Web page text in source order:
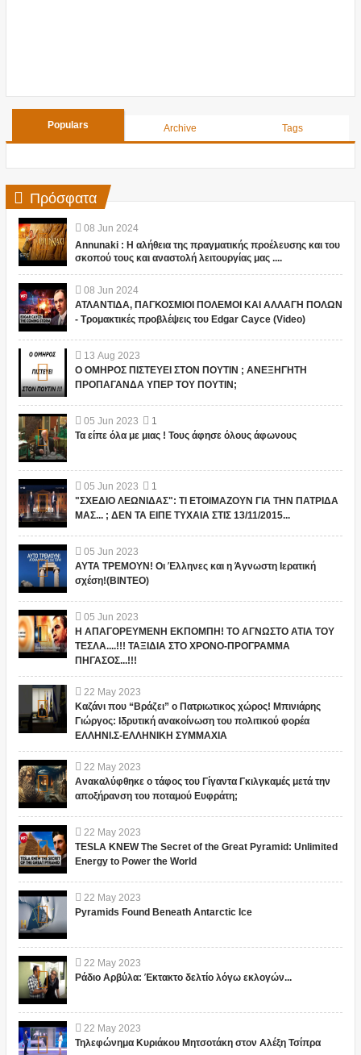
Populars Archive Tags
Πρόσφατα
08 Jun 2024
Annunaki : Η αλήθεια της πραγματικής προέλευσης και του
σκοπού τους και αναστολή λειτουργίας μας ....
08 Jun 2024
ΑΤΛΑΝΤΙΔΑ, ΠΑΓΚΟΣΜΙΟΙ ΠΟΛΕΜΟΙ ΚΑΙ ΑΛΛΑΓΗ ΠΟΛΩΝ
- Τρομακτικές προβλέψεις του Edgar Cayce (Video)
13 Aug 2023
Ο ΟΜΗΡΟΣ ΠΙΣΤΕΥΕΙ ΣΤΟΝ ΠΟΥΤΙΝ ; ΑΝΕΞΗΓΗΤΗ
ΠΡΟΠΑΓΑΝΔΑ ΥΠΕΡ ΤΟΥ ΠΟΥΤΙΝ;
05 Jun 2023
1
Τα είπε όλα με μιας ! Τους άφησε όλους άφωνους
05 Jun 2023
1
"ΣΧΕΔΙΟ ΛΕΩΝΙΔΑΣ": ΤΙ ΕΤΟΙΜΑΖΟΥΝ ΓΙΑ ΤΗΝ ΠΑΤΡΙΔΑ
ΜΑΣ... ; ΔΕΝ ΤΑ ΕΙΠΕ ΤΥΧΑΙΑ ΣΤΙΣ 13/11/2015...
05 Jun 2023
ΑΥΤΑ ΤΡΕΜΟΥΝ! Οι Έλληνες και η Άγνωστη Ιερατική
σχέση!(ΒΙΝΤΕΟ)
05 Jun 2023
Η ΑΠΑΓΟΡΕΥΜΕΝΗ ΕΚΠΟΜΠΗ! ΤΟ ΑΓΝΩΣΤΟ ΑΤΙΑ ΤΟΥ
ΤΕΣΛΑ....!!! ΤΑΞΙΔΙΑ ΣΤΟ ΧΡΟΝΟ-ΠΡΟΓΡΑΜΜΑ
ΠΗΓΑΣΟΣ...!!!
22 May 2023
Καζάνι που “Βράζει” ο Πατριωτικος χώρος! Μπινιάρης
Γιώργος: Ιδρυτική ανακοίνωση του πολιτικού φορέα
ΕΛΛΗΝΙ.Σ-ΕΛΛΗΝΙΚΗ ΣΥΜΜΑΧΙΑ
22 May 2023
Ανακαλύφθηκε ο τάφος του Γίγαντα Γκιλγκαμές μετά την
αποξήρανση του ποταμού Ευφράτη;
22 May 2023
TESLA KNEW The Secret of the Great Pyramid: Unlimited
Energy to Power the World
22 May 2023
Pyramids Found Beneath Antarctic Ice
22 May 2023
Ράδιο Αρβύλα: Έκτακτο δελτίο λόγω εκλογών...
22 May 2023
Τηλεφώνημα Κυριάκου Μητσοτάκη στον Αλέξη Τσίπρα